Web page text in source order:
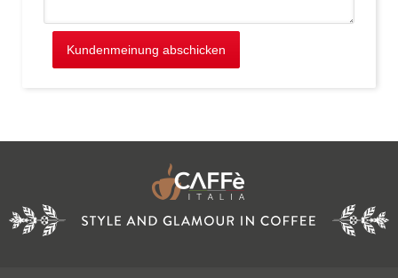
Kundenmeinung abschicken